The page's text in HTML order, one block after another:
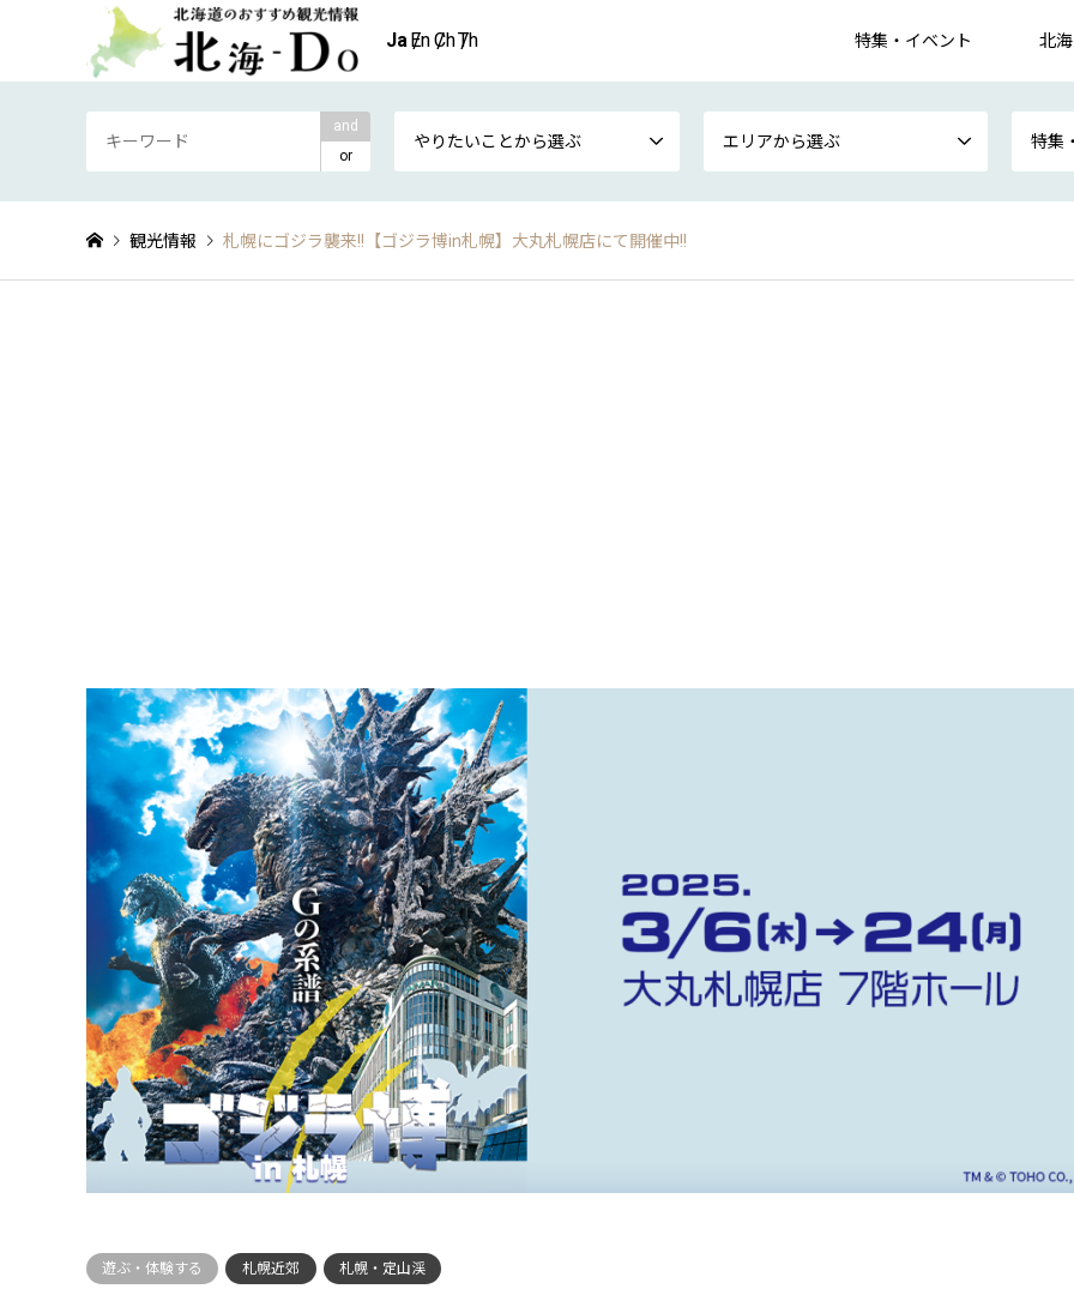
特集・イベント 北
and
or
やりたいことから選ぶ エリアから選ぶ 特集
観光情報 札幌にゴジラ襲来!!【ゴジラ博in札幌】大丸札幌店にて開催中!!
遊ぶ・体験する 札幌近郊 札幌・定山渓